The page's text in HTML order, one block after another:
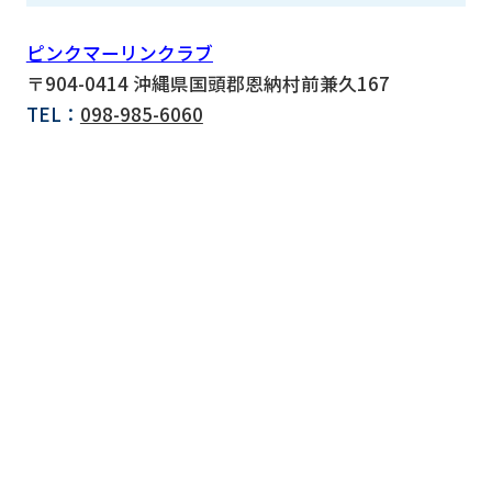
ピンクマーリンクラブ
〒904-0414 沖縄県国頭郡恩納村前兼久167
TEL： 098-985-6060